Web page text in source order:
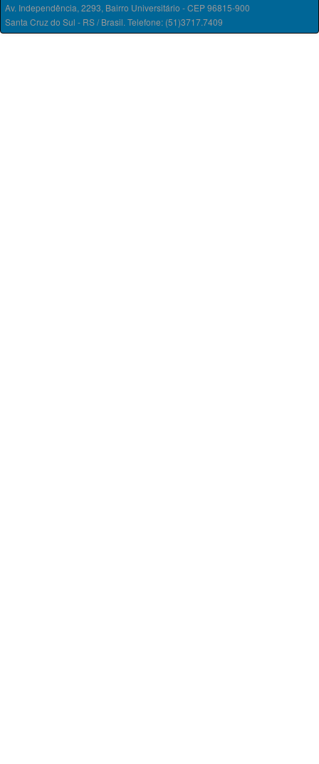
Av. Independência, 2293, Bairro Universitário - CEP 96815-900
Santa Cruz do Sul - RS / Brasil. Telefone: (51)3717.7409